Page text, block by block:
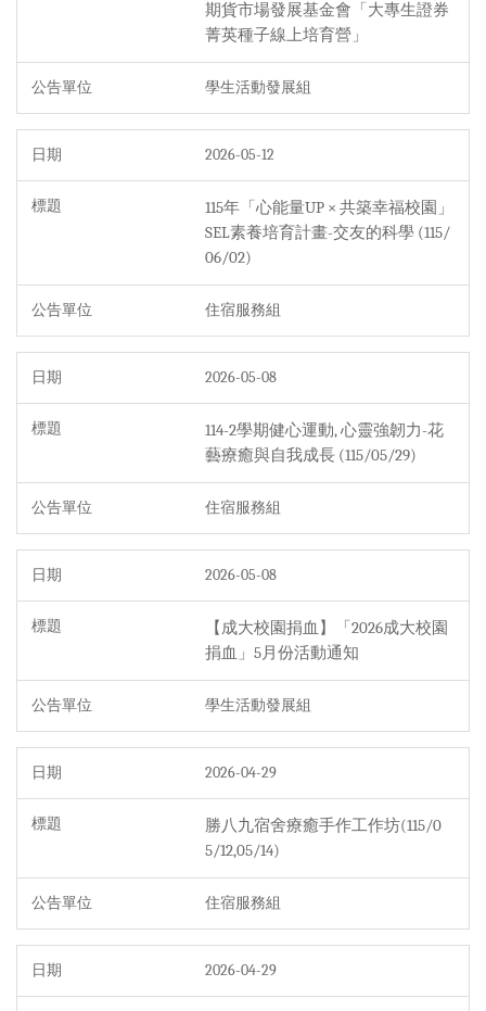
期貨市場發展基金會「大專生證券
菁英種子線上培育營」
學生活動發展組
2026-05-12
115年「心能量UP × 共築幸福校園」
SEL素養培育計畫-交友的科學 (115/
06/02)
住宿服務組
2026-05-08
114-2學期健心運動, 心靈強韌力-花
藝療癒與自我成長 (115/05/29)
住宿服務組
2026-05-08
【成大校園捐血】「2026成大校園
捐血」5月份活動通知
學生活動發展組
2026-04-29
勝八九宿舍療癒手作工作坊(115/0
5/12,05/14)
住宿服務組
2026-04-29